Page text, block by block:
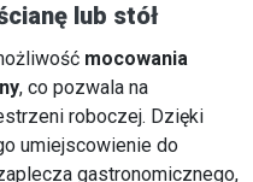
lub stół
mocowania
, co pozwala na
roboczej. Dzięki
umiejscowienie do
gastronomicznego,